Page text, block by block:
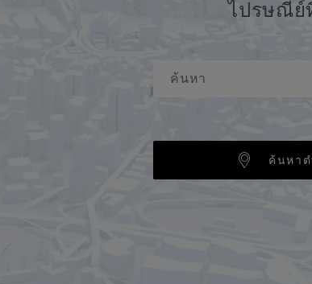
ไปรษณี
ค้นหา